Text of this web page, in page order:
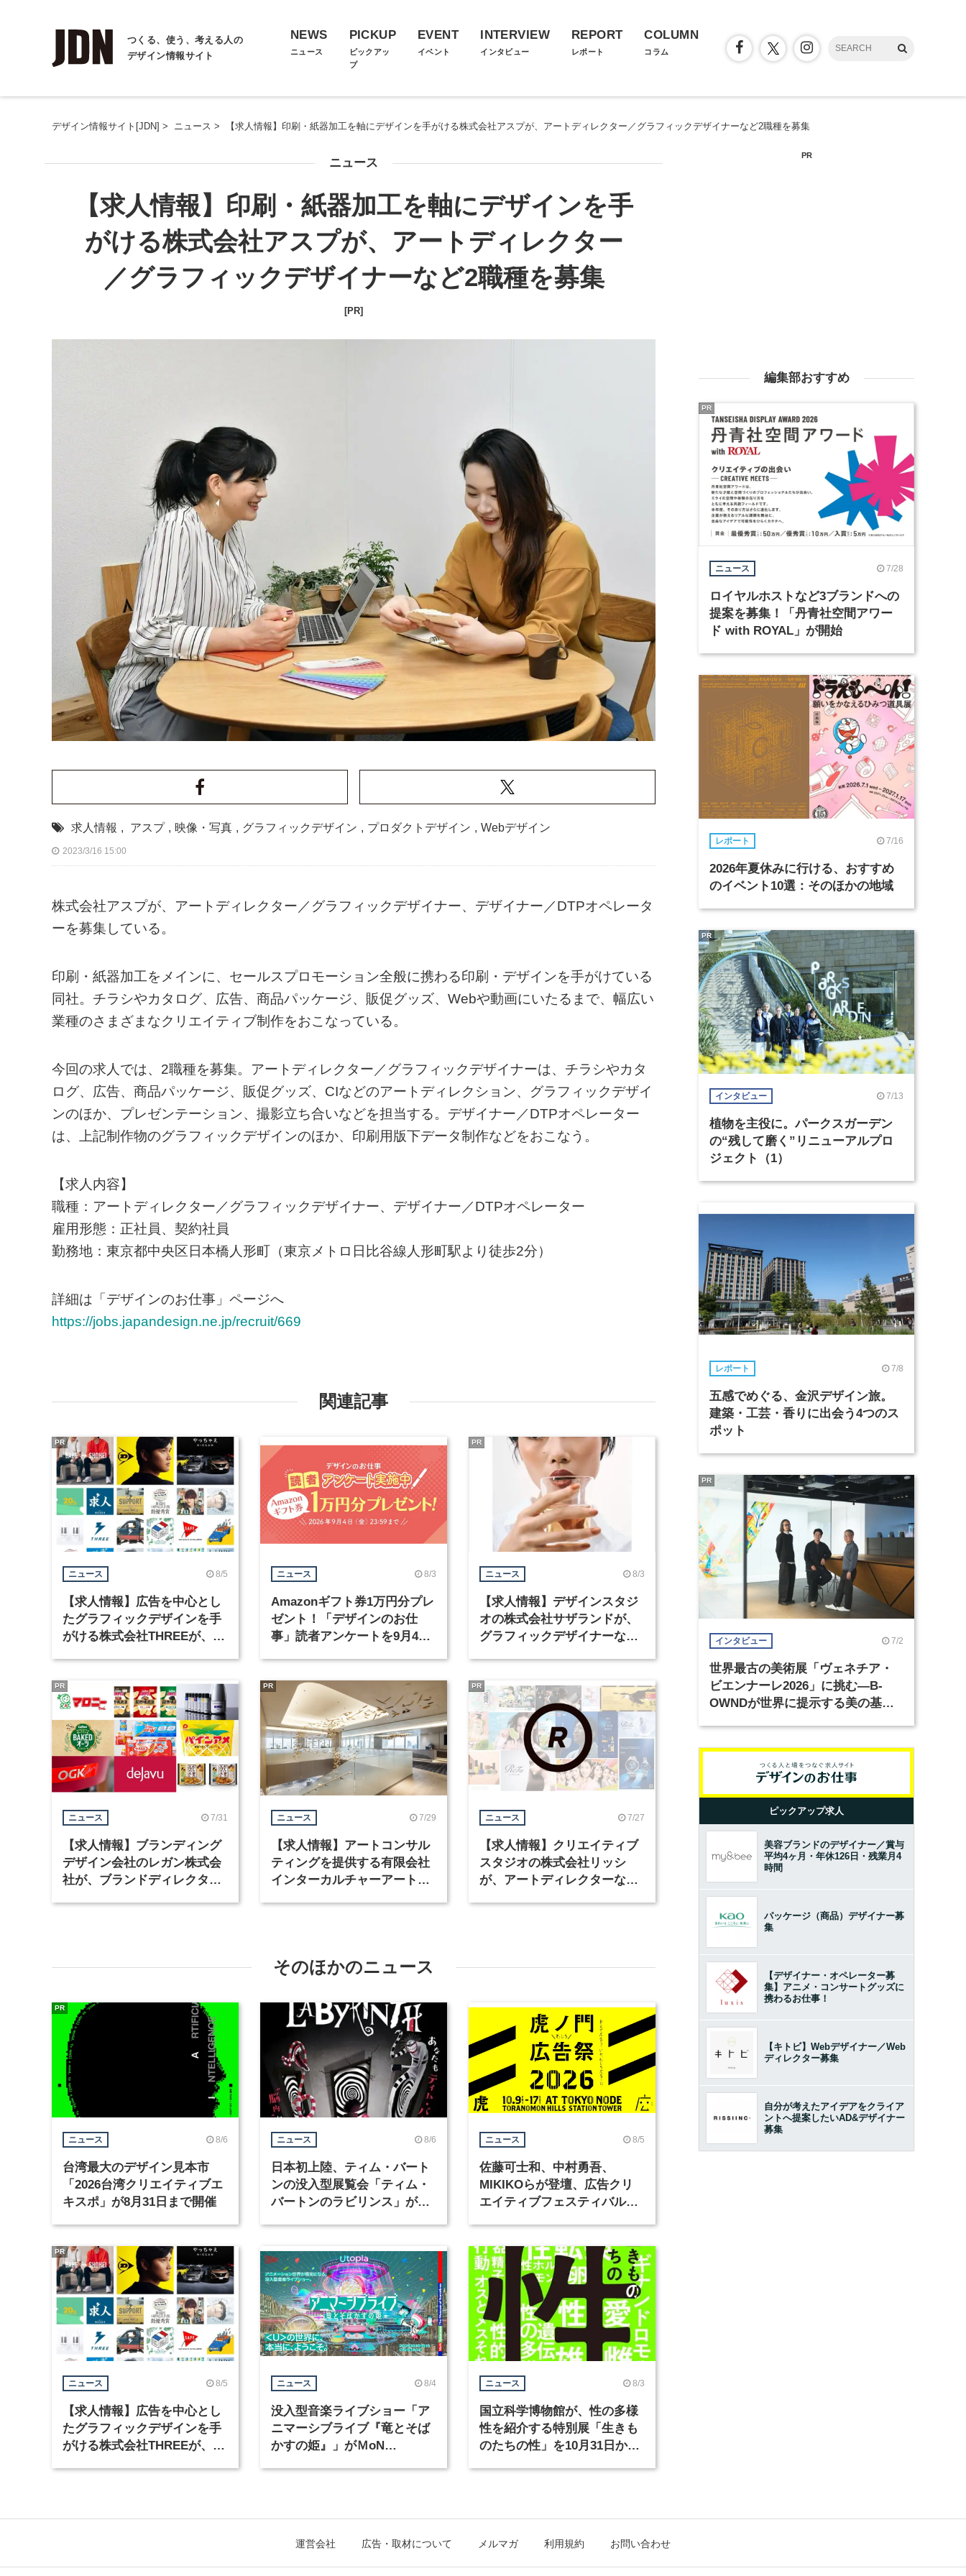
つくる、使う、考える人の
デザイン情報サイト
NEWS
ニュース
PICKUP
ピックアッ
プ
EVENT
イベント
INTERVIEW
インタビュー
REPORT
レポート
COLUMN
コラム
デザイン情報サイト[JDN] > ニュース > 【求人情報】印刷・紙器加工を軸にデザインを手がける株式会社アスプが、アートディレクター／グラフィックデザイナーなど2職種を募集
ニュース
【求人情報】印刷・紙器加工を軸にデザインを手
がける株式会社アスプが、アートディレクター
／グラフィックデザイナーなど2職種を募集
[PR]
求人情報 , アスプ , 映像・写真 , グラフィックデザイン , プロダクトデザイン , Webデザイン
2023/3/16 15:00
株式会社アスプが、アートディレクター／グラフィックデザイナー、デザイナー／DTPオペレータ
ーを募集している。
印刷・紙器加工をメインに、セールスプロモーション全般に携わる印刷・デザインを手がけている
同社。チラシやカタログ、広告、商品パッケージ、販促グッズ、Webや動画にいたるまで、幅広い
業種のさまざまなクリエイティブ制作をおこなっている。
今回の求人では、2職種を募集。アートディレクター／グラフィックデザイナーは、チラシやカタ
ログ、広告、商品パッケージ、販促グッズ、CIなどのアートディレクション、グラフィックデザイ
ンのほか、プレゼンテーション、撮影立ち合いなどを担当する。デザイナー／DTPオペレーター
は、上記制作物のグラフィックデザインのほか、印刷用版下データ制作などをおこなう。
【求人内容】
職種：アートディレクター／グラフィックデザイナー、デザイナー／DTPオペレーター
雇用形態：正社員、契約社員
勤務地：東京都中央区日本橋人形町（東京メトロ日比谷線人形町駅より徒歩2分）
詳細は「デザインのお仕事」ページへ
https://jobs.japandesign.ne.jp/recruit/669
関連記事
ニュース 8/5
【求人情報】広告を中心とし
たグラフィックデザインを手
がける株式会社THREEが、グ
PR
ニュース 8/3
Amazonギフト券1万円分プレ
ゼント！「デザインのお仕
事」読者アンケートを9月4日
ニュース 8/3
【求人情報】デザインスタジ
オの株式会社サザランドが、
グラフィックデザイナーなど2
PR
ニュース 7/31
【求人情報】ブランディング
デザイン会社のレガン株式会
社が、ブランドディレクター
PR
ニュース 7/29
【求人情報】アートコンサル
ティングを提供する有限会社
インターカルチャーアート
PR
ニュース 7/27
【求人情報】クリエイティブ
スタジオの株式会社リッシ
が、アートディレクターなど2
PR
そのほかのニュース
ニュース 8/6
台湾最大のデザイン見本市
「2026台湾クリエイティブエ
キスポ」が8月31日まで開催
PR
ニュース 8/6
日本初上陸、ティム・バート
ンの没入型展覧会「ティム・
バートンのラビリンス」が東
ニュース 8/5
佐藤可士和、中村勇吾、
MIKIKOらが登壇、広告クリ
エイティブフェスティバル
ニュース 8/5
【求人情報】広告を中心とし
たグラフィックデザインを手
がける株式会社THREEが、グ
PR
ニュース 8/4
没入型音楽ライブショー「ア
ニマーシブライブ『竜とそば
かすの姫』」がＭoN
ニュース 8/3
国立科学博物館が、性の多様
性を紹介する特別展「生きも
のたちの性」を10月31日から
PR
編集部おすすめ
ニュース 7/28
ロイヤルホストなど3ブランドへの
提案を募集！「丹青社空間アワー
ド with ROYAL」が開始
PR
レポート 7/16
2026年夏休みに行ける、おすすめ
のイベント10選：そのほかの地域
インタビュー 7/13
植物を主役に。パークスガーデン
の“残して磨く”リニューアルプロ
ジェクト（1）
PR
レポート 7/8
五感でめぐる、金沢デザイン旅。
建築・工芸・香りに出会う4つのス
ポット
インタビュー 7/2
世界最古の美術展「ヴェネチア・
ビエンナーレ2026」に挑む―B-
OWNDが世界に提示する美の基準
PR
ピックアップ求人
美容ブランドのデザイナー／賞与
平均4ヶ月・年休126日・残業月4
時間
パッケージ（商品）デザイナー募
集
【デザイナー・オペレーター募
集】アニメ・コンサートグッズに
携わるお仕事！
【キトビ】Webデザイナー／Web
ディレクター募集
自分が考えたアイデアをクライア
ントへ提案したいAD&デザイナー
募集
運営会社 広告・取材について メルマガ 利用規約 お問い合わせ